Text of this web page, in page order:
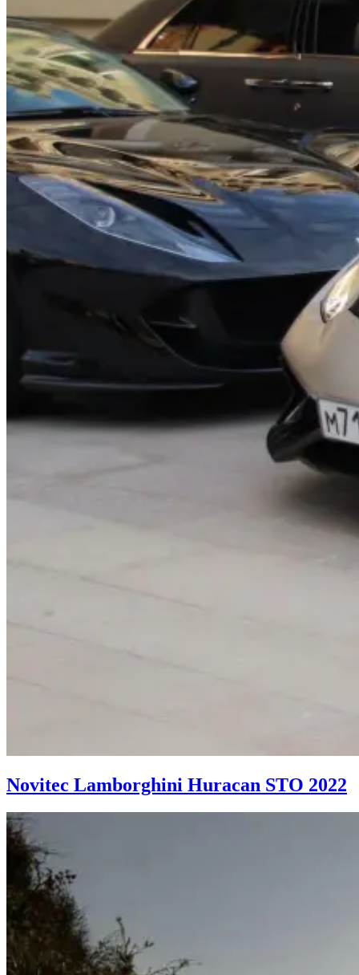
Novitec Lamborghini Huracan STO 2022